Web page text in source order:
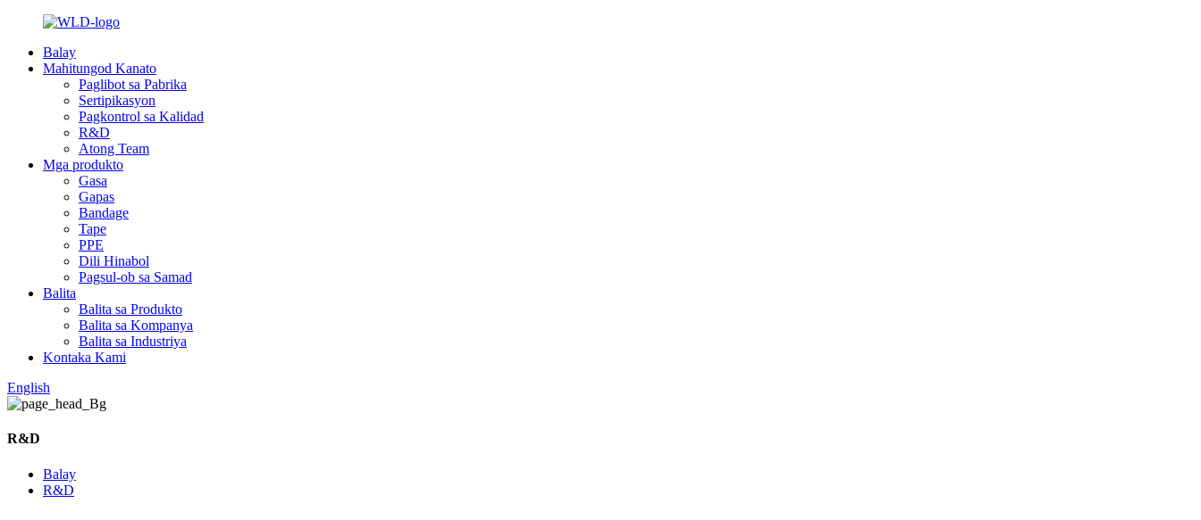
Balay
Mahitungod Kanato
Paglibot sa Pabrika
Sertipikasyon
Pagkontrol sa Kalidad
R&D
Atong Team
Mga produkto
Gasa
Gapas
Bandage
Tape
PPE
Dili Hinabol
Pagsul-ob sa Samad
Balita
Balita sa Produkto
Balita sa Kompanya
Balita sa Industriya
Kontaka Kami
English
R&D
Balay
R&D